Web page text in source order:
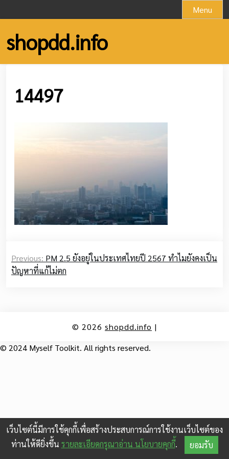
to
content
Menu
shopdd.info
14497
navigation
Previous: PM 2.5 ยังอยู่ในประเทศไทยปี 2567 ทำไมยังคงเป็น
ปัญหาที่แก้ไม่ตก
© 2026 shopdd.info |
© 2024 Myself Toolkit. All rights reserved.
เว็บไซต์นี้มีการใช้คุกกี้เพื่อสร้างประสบการณ์การใช้งานเว็บไซต์ของ
ท่านให้ดียิ่งขึ้น รายละเอียดกรุณาอ่าน นโยบายคุกกี้. ยอมรับ